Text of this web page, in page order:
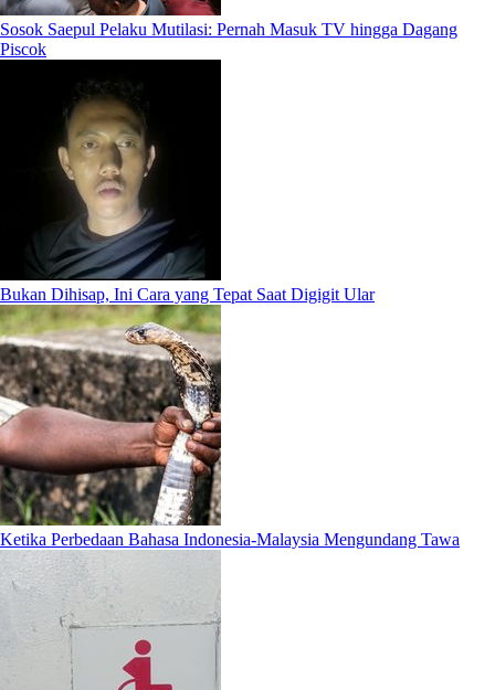
Sosok Saepul Pelaku Mutilasi: Pernah Masuk TV hingga Dagang
Piscok
Bukan Dihisap, Ini Cara yang Tepat Saat Digigit Ular
Ketika Perbedaan Bahasa Indonesia-Malaysia Mengundang Tawa